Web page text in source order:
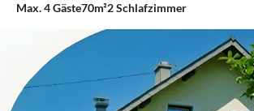
Max.4Gäste70m²2Schlafzimmer